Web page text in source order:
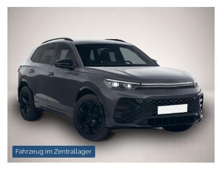
Fahrzeug im Zentrallager